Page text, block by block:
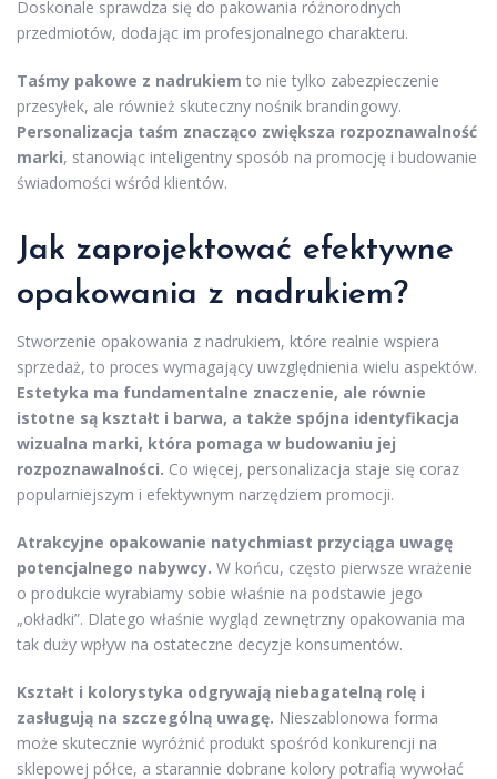
Doskonale sprawdza się do pakowania różnorodnych
przedmiotów, dodając im profesjonalnego charakteru.
Taśmy pakowe z nadrukiem to nie tylko zabezpieczenie
przesyłek, ale również skuteczny nośnik brandingowy.
Personalizacja taśm znacząco zwiększa rozpoznawalność
marki, stanowiąc inteligentny sposób na promocję i budowanie
świadomości wśród klientów.
Jak zaprojektować efektywne
opakowania z nadrukiem?
Stworzenie opakowania z nadrukiem, które realnie wspiera
sprzedaż, to proces wymagający uwzględnienia wielu aspektów.
Estetyka ma fundamentalne znaczenie, ale równie
istotne są kształt i barwa, a także spójna identyfikacja
wizualna marki, która pomaga w budowaniu jej
rozpoznawalności. Co więcej, personalizacja staje się coraz
popularniejszym i efektywnym narzędziem promocji.
Atrakcyjne opakowanie natychmiast przyciąga uwagę
potencjalnego nabywcy. W końcu, często pierwsze wrażenie
o produkcie wyrabiamy sobie właśnie na podstawie jego
„okładki”. Dlatego właśnie wygląd zewnętrzny opakowania ma
tak duży wpływ na ostateczne decyzje konsumentów.
Kształt i kolorystyka odgrywają niebagatelną rolę i
zasługują na szczególną uwagę. Nieszablonowa forma
może skutecznie wyróżnić produkt spośród konkurencji na
sklepowej półce, a starannie dobrane kolory potrafią wywołać